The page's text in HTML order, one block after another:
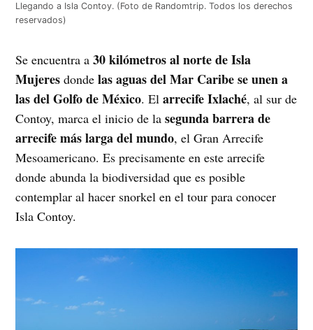
Llegando a Isla Contoy. (Foto de Randomtrip. Todos los derechos
reservados)
Se encuentra a30 kilómetros al norte de Isla
Mujeres dondelas aguas del Mar Caribe se unen a
las del Golfo de México. Elarrecife Ixlaché, al sur de
Contoy, marca el inicio de lasegunda barrera de
arrecife más larga del mundo, el Gran Arrecife
Mesoamericano. Es precisamente en este arrecife
donde abunda la biodiversidad que es posible
contemplar al hacer snorkel en el tour para conocer
Isla Contoy.